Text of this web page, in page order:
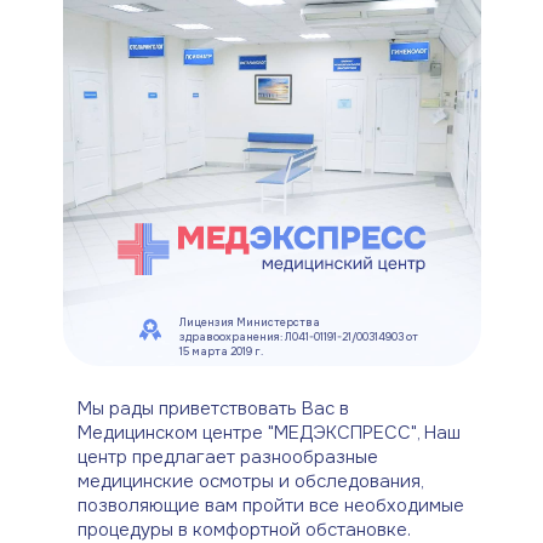
Лицензия Министерства
здравоохранения: Л041-01191-21/00314903 от
15 марта 2019 г.
Мы рады приветствовать Вас в
Медицинском центре "МЕДЭКСПРЕСС", Наш
центр предлагает разнообразные
медицинские осмотры и обследования,
позволяющие вам пройти все необходимые
процедуры в комфортной обстановке.